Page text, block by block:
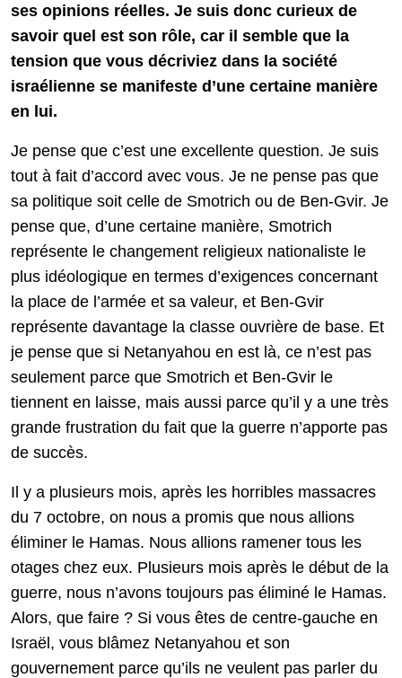
ses opinions réelles. Je suis donc curieux de
savoir quel est son rôle, car il semble que la
tension que vous décriviez dans la société
israélienne se manifeste d’une certaine manière
en lui.
Je pense que c’est une excellente question. Je suis
tout à fait d’accord avec vous. Je ne pense pas que
sa politique soit celle de Smotrich ou de Ben-Gvir. Je
pense que, d’une certaine manière, Smotrich
représente le changement religieux nationaliste le
plus idéologique en termes d’exigences concernant
la place de l’armée et sa valeur, et Ben-Gvir
représente davantage la classe ouvrière de base. Et
je pense que si Netanyahou en est là, ce n’est pas
seulement parce que Smotrich et Ben-Gvir le
tiennent en laisse, mais aussi parce qu’il y a une très
grande frustration du fait que la guerre n’apporte pas
de succès.
Il y a plusieurs mois, après les horribles massacres
du 7 octobre, on nous a promis que nous allions
éliminer le Hamas. Nous allions ramener tous les
otages chez eux. Plusieurs mois après le début de la
guerre, nous n’avons toujours pas éliminé le Hamas.
Alors, que faire ? Si vous êtes de centre-gauche en
Israël, vous blâmez Netanyahou et son
gouvernement parce qu’ils ne veulent pas parler du